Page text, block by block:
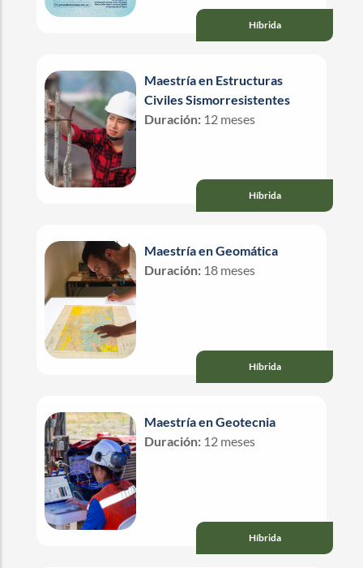
Híbrida
Maestría en Estructuras
Civiles Sismorresistentes
Duración: 12 meses
Híbrida
Maestría en Geomática
Duración: 18 meses
Híbrida
Maestría en Geotecnia
Duración: 12 meses
Híbrida